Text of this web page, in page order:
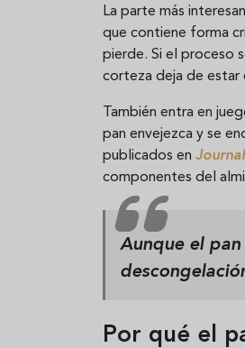
La parte más
que contiene forma
pierde. Si el proceso
corteza deja de estar
También entra en
pan envejezca y se
publicados en
componentes del
Aunque el
Por qué el